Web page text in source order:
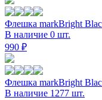
Флешка markBright
В наличие 0 шт.
990 ₽
Флешка markBright
В наличие 1277 шт.